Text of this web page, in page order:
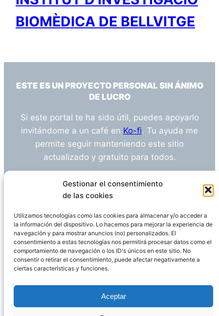
Gestionar el consentimiento
de las cookies
Utilizamos tecnologías como las cookies para almacenar y/o acceder a
la información del dispositivo. Lo hacemos para mejorar la experiencia de
navegación y para mostrar anuncios (no) personalizados. El
consentimiento a estas tecnologías nos permitirá procesar datos como el
comportamiento de navegación o los ID's únicos en este sitio. No
consentir o retirar el consentimiento, puede afectar negativamente a
ciertas características y funciones.
Aceptar
BIOMÈDICA DE BELLVITGE
ESTE ES UN PROYECTO PERSONAL SIN ÁNIMO
DE LUCRO
Si este portal te ha sido útil, puedes apoyarlo
invitándome a un café en Ko-fi. Tu ayuda me
permite seguir manteniendo este sitio
actualizado y gratuito para todos.
¿Tienes alguna duda o sugerencia? Escríbeme
info@empleosanitarioinvestigacion.es
Descargo de Responsabilidad
Declaración de Privacidad Política de cookies
WordPress